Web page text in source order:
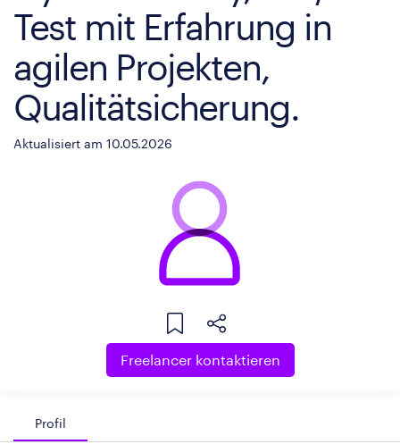
Test mit Erfahrung in
agilen Projekten,
Qualitätsicherung.
Aktualisiert am 10.05.2026
Freelancer kontaktieren
Profil